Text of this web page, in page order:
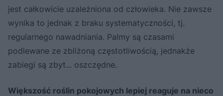
jest całkowicie uzależniona od człowieka. Nie zawsze
wynika to jednak z braku systematyczności, tj.
regularnego nawadniania. Palmy są czasami
podlewane ze zbliżoną częstotliwością, jednakże
zabiegi są zbyt... oszczędne.
Większość roślin pokojowych lepiej reaguje na nieco